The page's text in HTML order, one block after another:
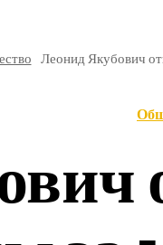
Леонид Якубович